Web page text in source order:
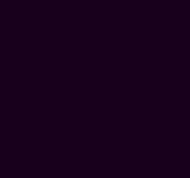
(Implantation)
und